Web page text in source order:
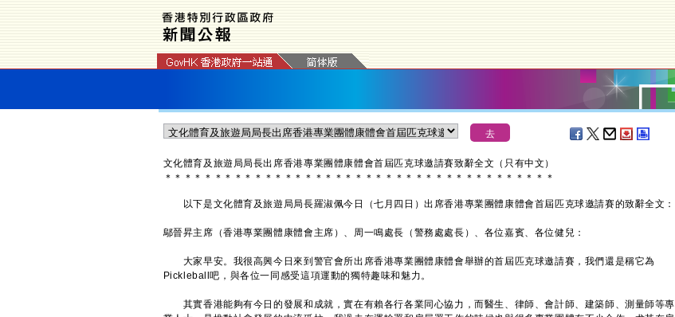
文化體育及旅遊局局長出席香港專業團體康體會首屆匹克球邀請賽致辭全文（只有中文）
＊ ＊ ＊ ＊ ＊ ＊ ＊ ＊ ＊ ＊ ＊ ＊ ＊ ＊ ＊ ＊ ＊ ＊ ＊ ＊ ＊ ＊ ＊ ＊ ＊ ＊ ＊ ＊ ＊ ＊ ＊ ＊ ＊ ＊ ＊ ＊ ＊ ＊ ＊
以下是文化體育及旅遊局局長羅淑佩今日（七月四日）出席香港專業團體康體會首屆匹克球邀請賽的致辭全文：
鄔晉昇主席（香港專業團體康體會主席）、周一鳴處長（警務處處長）、各位嘉賓、各位健兒：
大家早安。我很高興今日來到警官會所出席香港專業團體康體會舉辦的首屆匹克球邀請賽，我們還是稱它為
Pickleball吧，與各位一同感受這項運動的獨特趣味和魅力。
其實香港能夠有今日的發展和成就，實在有賴各行各業同心協力，而醫生、律師、會計師、建築師、測量師等專